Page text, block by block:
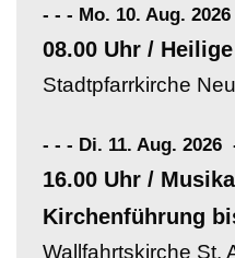
- - - Mo. 10. Aug. 2026
08.00 Uhr /
Stadtpfarrkirche
- - - Di. 11. Aug. 2026
16.00 Uhr /
Kirchenführung
Wallfahrtskirche St.